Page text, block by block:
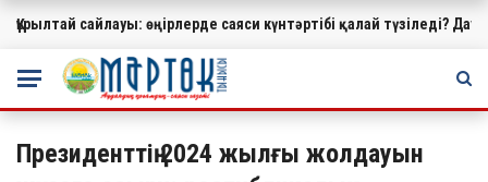
МАҢЫЗДЫ
Құрылтай сайлауы: өңірлерде саяси күнтәртібі қалай
Президенттің 2024 жылғы жолдауын